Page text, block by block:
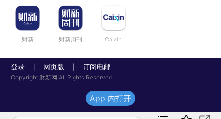
财新 财新周刊 Caixin
登录 网页版 订阅电邮
Copyright 财新网 All Rights Reserved
App 内打开